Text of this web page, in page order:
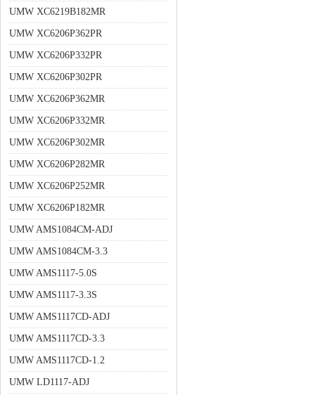
UMW XC6219B182MR
UMW XC6206P362PR
UMW XC6206P332PR
UMW XC6206P302PR
UMW XC6206P362MR
UMW XC6206P332MR
UMW XC6206P302MR
UMW XC6206P282MR
UMW XC6206P252MR
UMW XC6206P182MR
UMW AMS1084CM-ADJ
UMW AMS1084CM-3.3
UMW AMS1117-5.0S
UMW AMS1117-3.3S
UMW AMS1117CD-ADJ
UMW AMS1117CD-3.3
UMW AMS1117CD-1.2
UMW LD1117-ADJ